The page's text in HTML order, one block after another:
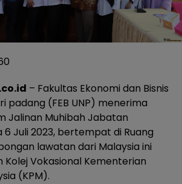
– Fakultas Ekonomi dan Bisnis
padang (FEB UNP) menerima
Jalinan Muhibah Jabatan
Juli 2023, bertempat di Ruang
lawatan dari Malaysia ini
Kolej Vokasional Kementerian
(KPM).